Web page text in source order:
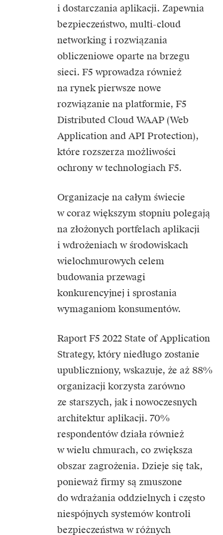
i dostarczania aplikacji. Zapewnia
bezpieczeństwo, multi-cloud
networking i rozwiązania
obliczeniowe oparte na brzegu
sieci. F5 wprowadza również
na rynek pierwsze nowe
rozwiązanie na platformie, F5
Distributed Cloud WAAP (Web
Application and API Protection),
które rozszerza możliwości
ochrony w technologiach F5.
Organizacje na całym świecie
w coraz większym stopniu polegają
na złożonych portfelach aplikacji
i wdrożeniach w środowiskach
wielochmurowych celem
budowania przewagi
konkurencyjnej i sprostania
wymaganiom konsumentów.
Raport F5 2022 State of Application
Strategy, który niedługo zostanie
upubliczniony, wskazuje, że aż 88%
organizacji korzysta zarówno
ze starszych, jak i nowoczesnych
architektur aplikacji. 70%
respondentów działa również
w wielu chmurach, co zwiększa
obszar zagrożenia. Dzieje się tak,
ponieważ firmy są zmuszone
do wdrażania oddzielnych i często
niespójnych systemów kontroli
bezpieczeństwa w różnych